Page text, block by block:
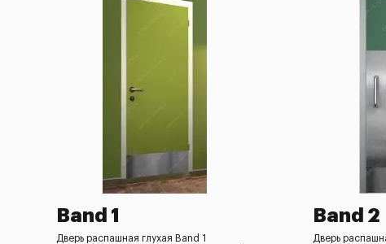
Band 1
Дверь распашная глухая Band 1
Band 2
Дверь